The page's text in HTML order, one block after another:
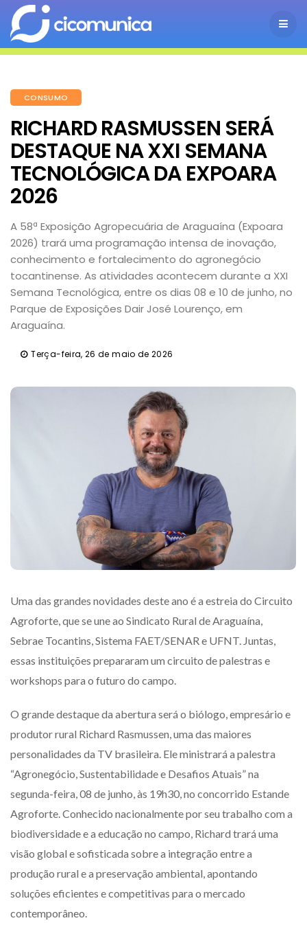
CONSUMO
RICHARD RASMUSSEN SERÁ
DESTAQUE NA XXI SEMANA
TECNOLÓGICA DA EXPOARA
2026
A 58ª Exposição Agropecuária de Araguaína (Expoara
2026) trará uma programação intensa de inovação,
conhecimento e fortalecimento do agronegócio
tocantinense. As atividades acontecem durante a XXI
Semana Tecnológica, entre os dias 08 e 10 de junho, no
Parque de Exposições Dair José Lourenço, em
Araguaína.
Terça-feira, 26 de maio de 2026
Uma das grandes novidades deste ano é a estreia do Circuito
Agroforte, que se une ao Sindicato Rural de Araguaína,
Sebrae Tocantins, Sistema FAET/SENAR e UFNT. Juntas,
essas instituições prepararam um circuito de palestras e
workshops para o futuro do campo.
O grande destaque da abertura será o biólogo, empresário e
produtor rural Richard Rasmussen, uma das maiores
personalidades da TV brasileira. Ele ministrará a palestra
“Agronegócio, Sustentabilidade e Desafios Atuais” na
segunda-feira, 08 de junho, às 19h30, no concorrido Estande
Agroforte. Conhecido nacionalmente por seu trabalho com a
biodiversidade e a educação no campo, Richard trará uma
visão global e sofisticada sobre a integração entre a
produção rural e a preservação ambiental, apontando
soluções eficientes e competitivas para o mercado
contemporâneo.